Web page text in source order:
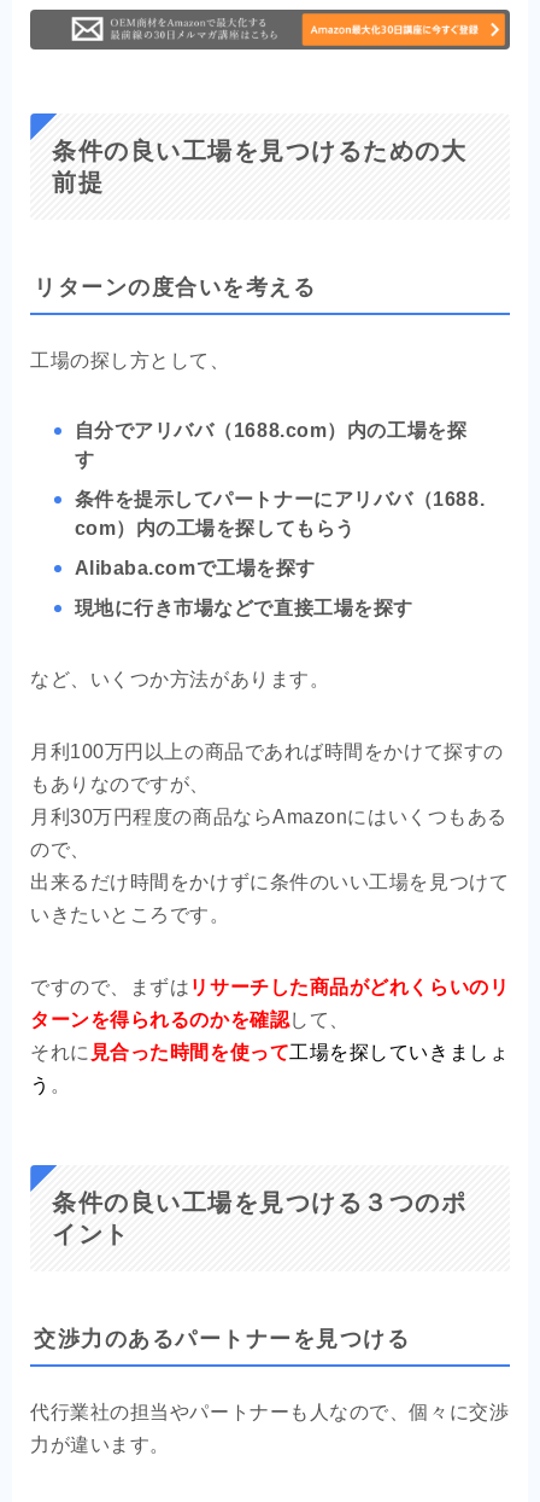
条件の良い工場を見つけるための大
前提
リターンの度合いを考える
工場の探し方として、
自分でアリババ（1688.com）内の工場を探
す
条件を提示してパートナーにアリババ（1688.
com）内の工場を探してもらう
Alibaba.comで工場を探す
現地に行き市場などで直接工場を探す
など、いくつか方法があります。
月利100万円以上の商品であれば時間をかけて探すの
もありなのですが、
月利30万円程度の商品ならAmazonにはいくつもある
ので、
出来るだけ時間をかけずに条件のいい工場を見つけて
いきたいところです。
ですので、まずは リサーチした商品がどれくらいのリ
ターンを得られるのかを確認して、
それに 見合った時間を使って工場を探していきましょ
う 。
条件の良い工場を見つける３つのポ
イント
交渉力のあるパートナーを見つける
代行業社の担当やパートナーも人なので、個々に交渉
力が違います。